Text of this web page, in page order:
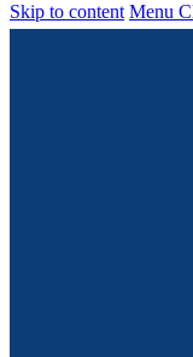
Skip to content Menu